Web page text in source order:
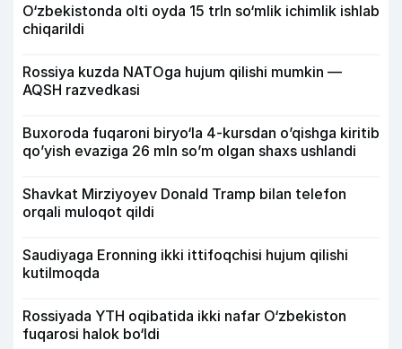
O‘zbekistonda olti oyda 15 trln so‘mlik ichimlik ishlab
chiqarildi
Rossiya kuzda NATOga hujum qilishi mumkin —
AQSH razvedkasi
Buxoroda fuqaroni biryo‘la 4-kursdan o’qishga kiritib
qo’yish evaziga 26 mln so’m olgan shaxs ushlandi
Shavkat Mirziyoyev Donald Tramp bilan telefon
orqali muloqot qildi
Saudiyaga Eronning ikki ittifoqchisi hujum qilishi
kutilmoqda
Rossiyada YTH oqibatida ikki nafar O‘zbekiston
fuqarosi halok bo‘ldi